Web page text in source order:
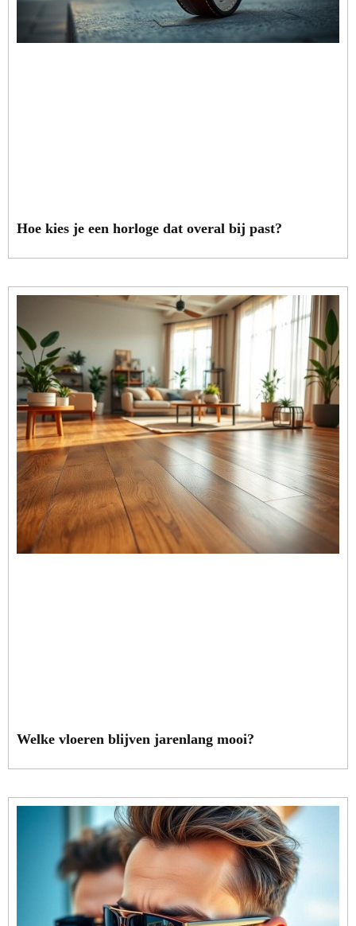
Hoe kies je een horloge dat overal bij past?
Welke vloeren blijven jarenlang mooi?